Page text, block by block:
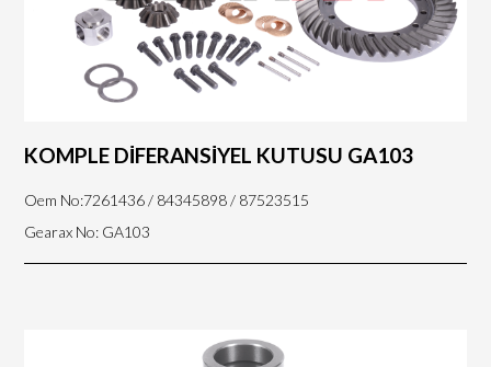
KOMPLE DİFERANSİYEL KUTUSU GA103
Oem No:7261436 / 84345898 / 87523515
Gearax No: GA103